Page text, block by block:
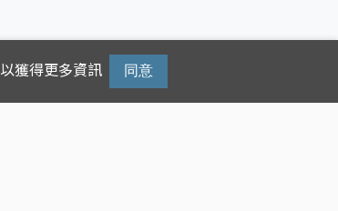
以獲得更多資訊 同意